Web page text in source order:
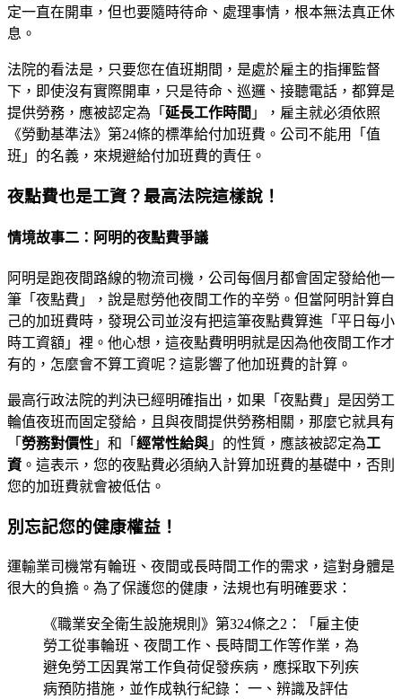
定一直在開車，但也要隨時待命、處理事情，根本無法真正休
息。
法院的看法是，只要您在值班期間，是處於雇主的指揮監督
下，即使沒有實際開車，只是待命、巡邏、接聽電話，都算是
提供勞務，應被認定為「 延長工作時間 」，雇主就必須依照
《勞動基準法》第24條的標準給付加班費。公司不能用「值
班」的名義，來規避給付加班費的責任。
夜點費也是工資？最高法院這樣說！
情境故事二：阿明的夜點費爭議
阿明是跑夜間路線的物流司機，公司每個月都會固定發給他一
筆「夜點費」，說是慰勞他夜間工作的辛勞。但當阿明計算自
己的加班費時，發現公司並沒有把這筆夜點費算進「平日每小
時工資額」裡。他心想，這夜點費明明就是因為他夜間工作才
有的，怎麼會不算工資呢？這影響了他加班費的計算。
最高行政法院的判決已經明確指出，如果「夜點費」是因勞工
輪值夜班而固定發給，且與夜間提供勞務相關，那麼它就具有
「 勞務對價性 」和「 經常性給與 」的性質，應該被認定為工
資。這表示，您的夜點費必須納入計算加班費的基礎中，否則
您的加班費就會被低估。
別忘記您的健康權益！
運輸業司機常有輪班、夜間或長時間工作的需求，這對身體是
很大的負擔。為了保護您的健康，法規也有明確要求：
《職業安全衛生設施規則》第324條之2：「雇主使
勞工從事輪班、夜間工作、長時間工作等作業，為
避免勞工因異常工作負荷促發疾病，應採取下列疾
病預防措施，並作成執行紀錄： 一、辨識及評估